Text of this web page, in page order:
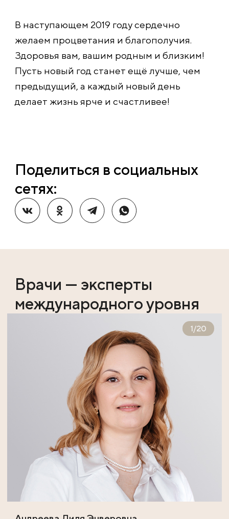
В наступающем 2019 году сердечно
желаем процветания и благополучия.
Здоровья вам, вашим родным и близким!
Пусть новый год станет ещё лучше, чем
предыдущий, а каждый новый день
делает жизнь ярче и счастливее!
Поделиться в социальных
сетях:
Врачи — эксперты
международного уровня
1/20